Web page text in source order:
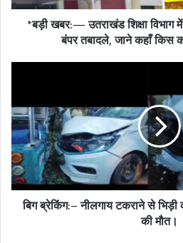
d
*बड़ी खबर:— उतराखंड शिक्षा
बंपर तबादले, जाने कहाँ
बिग ब्रेकिंग:– नीलगाय टकराने से
की मौत।